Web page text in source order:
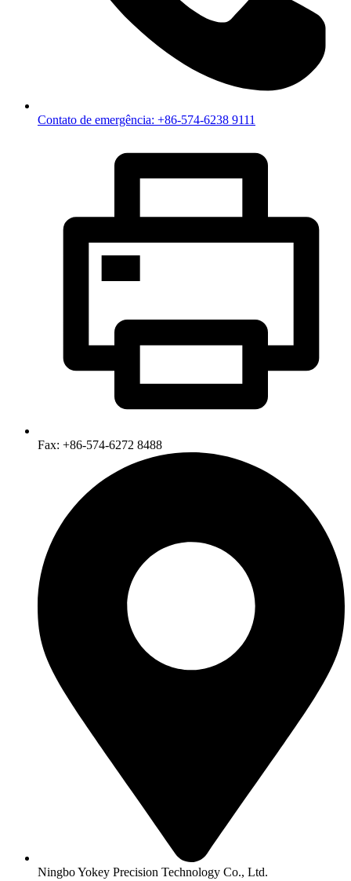
Contato de emergência: +86-574-6238 9111
Fax: +86-574-6272 8488
Ningbo Yokey Precision Technology Co., Ltd.